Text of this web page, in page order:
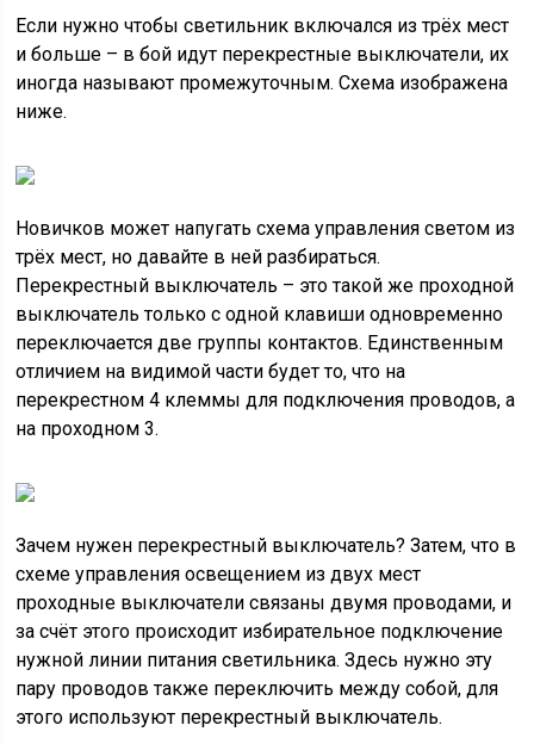
Если нужно чтобы светильник включался из трёх мест
и больше – в бой идут перекрестные выключатели, их
иногда называют промежуточным. Схема изображена
ниже.
Новичков может напугать схема управления светом из
трёх мест, но давайте в ней разбираться.
Перекрестный выключатель – это такой же проходной
выключатель только с одной клавиши одновременно
переключается две группы контактов. Единственным
отличием на видимой части будет то, что на
перекрестном 4 клеммы для подключения проводов, а
на проходном 3.
Зачем нужен перекрестный выключатель? Затем, что в
схеме управления освещением из двух мест
проходные выключатели связаны двумя проводами, и
за счёт этого происходит избирательное подключение
нужной линии питания светильника. Здесь нужно эту
пару проводов также переключить между собой, для
этого используют перекрестный выключатель.